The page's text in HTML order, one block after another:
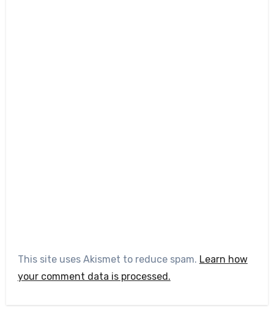
This site uses Akismet to reduce spam. Learn how
your comment data is processed.